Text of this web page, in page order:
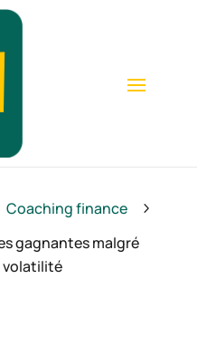
Coaching finance 5
gagnantes malgré
volatilité